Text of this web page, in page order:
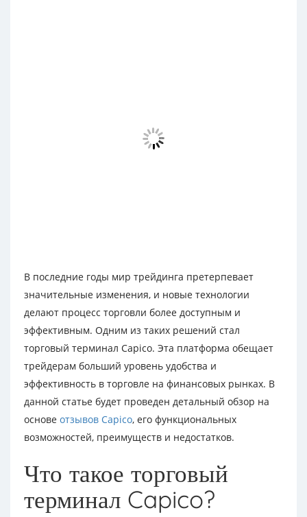
В последние годы мир трейдинга претерпевает
значительные изменения, и новые технологии
делают процесс торговли более доступным и
эффективным. Одним из таких решений стал
торговый терминал Capico. Эта платформа обещает
трейдерам больший уровень удобства и
эффективность в торговле на финансовых рынках. В
данной статье будет проведен детальный обзор на
основе отзывов Capico, его функциональных
возможностей, преимуществ и недостатков.
Что такое торговый
терминал Capico?